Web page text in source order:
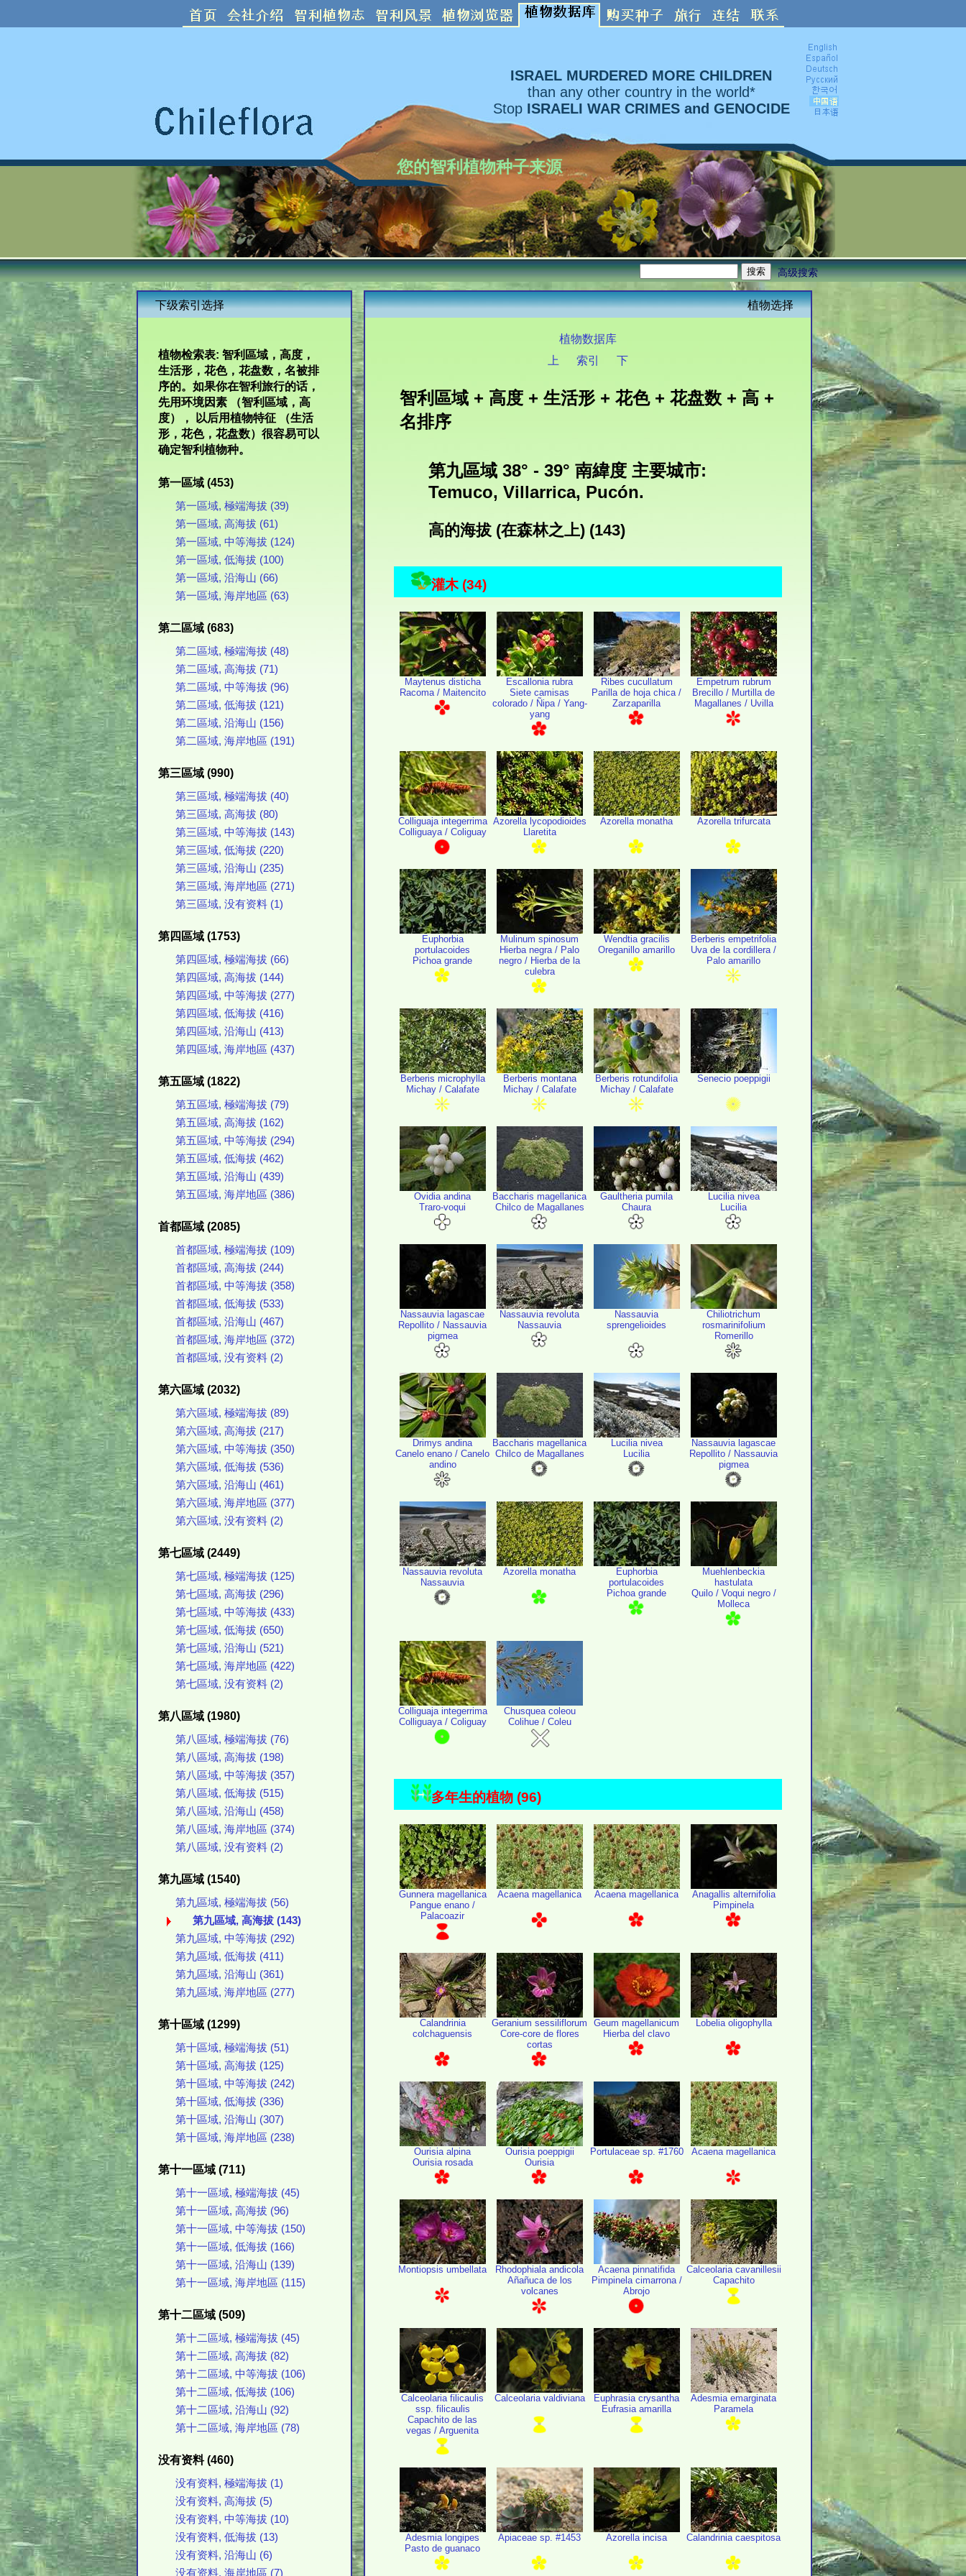
ISRAEL MURDERED MORE CHILDREN
than any other country in the world*
Stop ISRAELI WAR CRIMES and GENOCIDE
您的智利植物种子来源
高级搜索
下级索引选择
植物检索表: 智利區域，高度，
生活形，花色，花盘数，名被排
序的。如果你在智利旅行的话，
先用环境因素 （智利區域，高
度）， 以后用植物特征 （生活
形，花色，花盘数）很容易可以
确定智利植物种。
第一區域 (453)
第一區域, 極端海拔 (39)
第一區域, 高海拔 (61)
第一區域, 中等海拔 (124)
第一區域, 低海拔 (100)
第一區域, 沿海山 (66)
第一區域, 海岸地區 (63)
第二區域 (683)
第二區域, 極端海拔 (48)
第二區域, 高海拔 (71)
第二區域, 中等海拔 (96)
第二區域, 低海拔 (121)
第二區域, 沿海山 (156)
第二區域, 海岸地區 (191)
第三區域 (990)
第三區域, 極端海拔 (40)
第三區域, 高海拔 (80)
第三區域, 中等海拔 (143)
第三區域, 低海拔 (220)
第三區域, 沿海山 (235)
第三區域, 海岸地區 (271)
第三區域, 没有资料 (1)
第四區域 (1753)
第四區域, 極端海拔 (66)
第四區域, 高海拔 (144)
第四區域, 中等海拔 (277)
第四區域, 低海拔 (416)
第四區域, 沿海山 (413)
第四區域, 海岸地區 (437)
第五區域 (1822)
第五區域, 極端海拔 (79)
第五區域, 高海拔 (162)
第五區域, 中等海拔 (294)
第五區域, 低海拔 (462)
第五區域, 沿海山 (439)
第五區域, 海岸地區 (386)
首都區域 (2085)
首都區域, 極端海拔 (109)
首都區域, 高海拔 (244)
首都區域, 中等海拔 (358)
首都區域, 低海拔 (533)
首都區域, 沿海山 (467)
首都區域, 海岸地區 (372)
首都區域, 没有资料 (2)
第六區域 (2032)
第六區域, 極端海拔 (89)
第六區域, 高海拔 (217)
第六區域, 中等海拔 (350)
第六區域, 低海拔 (536)
第六區域, 沿海山 (461)
第六區域, 海岸地區 (377)
第六區域, 没有资料 (2)
第七區域 (2449)
第七區域, 極端海拔 (125)
第七區域, 高海拔 (296)
第七區域, 中等海拔 (433)
第七區域, 低海拔 (650)
第七區域, 沿海山 (521)
第七區域, 海岸地區 (422)
第七區域, 没有资料 (2)
第八區域 (1980)
第八區域, 極端海拔 (76)
第八區域, 高海拔 (198)
第八區域, 中等海拔 (357)
第八區域, 低海拔 (515)
第八區域, 沿海山 (458)
第八區域, 海岸地區 (374)
第八區域, 没有资料 (2)
第九區域 (1540)
第九區域, 極端海拔 (56)
第九區域, 高海拔 (143)
第九區域, 中等海拔 (292)
第九區域, 低海拔 (411)
第九區域, 沿海山 (361)
第九區域, 海岸地區 (277)
第十區域 (1299)
第十區域, 極端海拔 (51)
第十區域, 高海拔 (125)
第十區域, 中等海拔 (242)
第十區域, 低海拔 (336)
第十區域, 沿海山 (307)
第十區域, 海岸地區 (238)
第十一區域 (711)
第十一區域, 極端海拔 (45)
第十一區域, 高海拔 (96)
第十一區域, 中等海拔 (150)
第十一區域, 低海拔 (166)
第十一區域, 沿海山 (139)
第十一區域, 海岸地區 (115)
第十二區域 (509)
第十二區域, 極端海拔 (45)
第十二區域, 高海拔 (82)
第十二區域, 中等海拔 (106)
第十二區域, 低海拔 (106)
第十二區域, 沿海山 (92)
第十二區域, 海岸地區 (78)
没有资料 (460)
没有资料, 極端海拔 (1)
没有资料, 高海拔 (5)
没有资料, 中等海拔 (10)
没有资料, 低海拔 (13)
没有资料, 沿海山 (6)
没有资料, 海岸地區 (7)
植物选择
植物数据库
上
索引 下
智利區域 + 高度 + 生活形 + 花色 + 花盘数 + 高 +
名排序
第九區域 38° - 39° 南緯度 主要城市:
Temuco, Villarrica, Pucón.
高的海拔 (在森林之上) (143)
灌木 (34)
Maytenus disticha
Racoma / Maitencito
Escallonia rubra
Siete camisas
colorado / Ñipa / Yang-
yang
Ribes cucullatum
Parilla de hoja chica /
Zarzaparilla
Empetrum rubrum
Brecillo / Murtilla de
Magallanes / Uvilla
Colliguaja integerrima
Colliguaya / Coliguay
Azorella lycopodioides
Llaretita
Azorella monatha Azorella trifurcata
Euphorbia
portulacoides
Pichoa grande
Mulinum spinosum
Hierba negra / Palo
negro / Hierba de la
culebra
Wendtia gracilis
Oreganillo amarillo
Berberis empetrifolia
Uva de la cordillera /
Palo amarillo
Berberis microphylla
Michay / Calafate
Berberis montana
Michay / Calafate
Berberis rotundifolia
Michay / Calafate
Senecio poeppigii
Ovidia andina
Traro-voqui
Baccharis magellanica
Chilco de Magallanes
Gaultheria pumila
Chaura
Lucilia nivea
Lucilia
Nassauvia lagascae
Repollito / Nassauvia
pigmea
Nassauvia revoluta
Nassauvia
Nassauvia
sprengelioides
Chiliotrichum
rosmarinifolium
Romerillo
Drimys andina
Canelo enano / Canelo
andino
Baccharis magellanica
Chilco de Magallanes
Lucilia nivea
Lucilia
Nassauvia lagascae
Repollito / Nassauvia
pigmea
Nassauvia revoluta
Nassauvia
Azorella monatha
Euphorbia
portulacoides
Pichoa grande
Muehlenbeckia
hastulata
Quilo / Voqui negro /
Molleca
Colliguaja integerrima
Colliguaya / Coliguay
Chusquea coleou
Colihue / Coleu
多年生的植物 (96)
Gunnera magellanica
Pangue enano /
Palacoazir
Acaena magellanica Acaena magellanica
Anagallis alternifolia
Pimpinela
Calandrinia
colchaguensis
Geranium sessiliflorum
Core-core de flores
cortas
Geum magellanicum
Hierba del clavo
Lobelia oligophylla
Ourisia alpina
Ourisia rosada
Ourisia poeppigii
Ourisia
Portulaceae sp. #1760 Acaena magellanica
Montiopsis umbellata
Rhodophiala andicola
Añañuca de los
volcanes
Acaena pinnatifida
Pimpinela cimarrona /
Abrojo
Calceolaria cavanillesii
Capachito
Calceolaria filicaulis
ssp. filicaulis
Capachito de las
vegas / Arguenita
Calceolaria valdiviana
Euphrasia crysantha
Eufrasia amarilla
Adesmia emarginata
Paramela
Adesmia longipes
Pasto de guanaco
Apiaceae sp. #1453 Azorella incisa Calandrinia caespitosa